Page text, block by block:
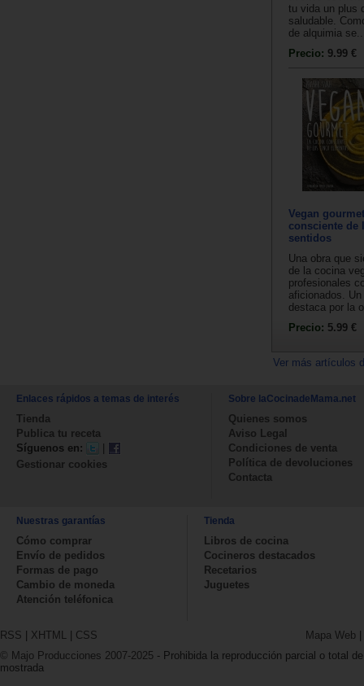
tu vida un plus
saludable.
de alquimia
Precio: 9.99 €
Vegan
consciente de
sentidos
Una obra que
de la cocina
profesionales
aficionados.
destaca por la
Precio: 5.99 €
Ver más artículos
Enlaces rápidos a temas de interés
Tienda
Publica tu receta
Síguenos en:
|
Gestionar cookies
Sobre laCocinadeMama.net
Quienes somos
Aviso Legal
Condiciones de venta
Política de devoluciones
Contacta
Nuestras garantías
Cómo comprar
Envío de pedidos
Formas de pago
Cambio de moneda
Atención teléfonica
Tienda
Libros de cocina
Cocineros destacados
Recetarios
Juguetes
RSS | XHTML | CSS Mapa Web |
© Majo Producciones 2007-2025 - Prohibida la reproducción parcial o total
mostrada